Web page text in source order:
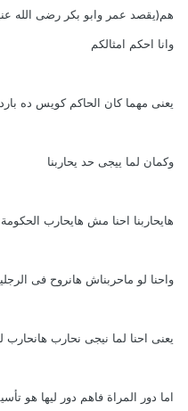
هم(يقصد عمر وابو بكر رضى الله
وانا احكم امثالكم
يعنى مهما كان الحاكم كويس ده
وكمان لما ييجى حد يحاربنا
هايحاربنا احنا مش هايحارب الحكومة
واحنا لو ماحربناش هانروح فى
يعنى احنا لما نيجى نحارب
اما دور المراة فاهم دور ليها هو